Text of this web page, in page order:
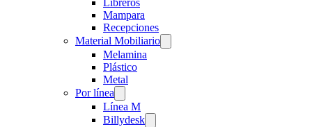
Libreros
Mampara
Recepciones
Material Mobiliario
Melamina
Plástico
Metal
Por línea
Línea M
Billydesk